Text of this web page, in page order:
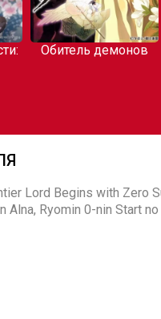
Обитель демонов
Lord Begins with Zero
Ryomin 0-nin Start